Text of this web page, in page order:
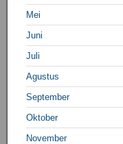
Mei
Juni
Juli
Agustus
September
Oktober
November